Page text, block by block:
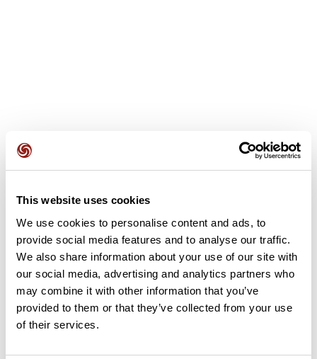
This website uses cookies
We use cookies to personalise content and ads, to
provide social media features and to analyse our traffic.
We also share information about your use of our site with
our social media, advertising and analytics partners who
may combine it with other information that you’ve
provided to them or that they’ve collected from your use
of their services.
Ajouter un avis
Découvrez ce parcours de vélo de 58,2 km à proximité de